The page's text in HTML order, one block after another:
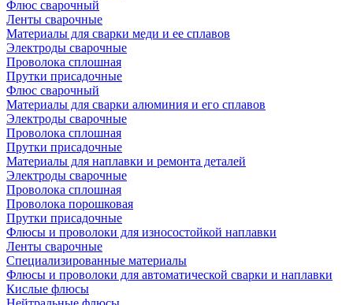
Флюс сварочный
Ленты сварочные
Материалы для сварки меди и ее сплавов
Электроды сварочные
Проволока сплошная
Прутки присадочные
Флюс сварочный
Материалы для сварки алюминия и его сплавов
Электроды сварочные
Проволока сплошная
Прутки присадочные
Материалы для наплавки и ремонта деталей
Электроды сварочные
Проволока сплошная
Проволока порошковая
Прутки присадочные
Флюсы и проволоки для износостойкой наплавки
Ленты сварочные
Специализированные материалы
Флюсы и проволоки для автоматической сварки и наплавки
Кислые флюсы